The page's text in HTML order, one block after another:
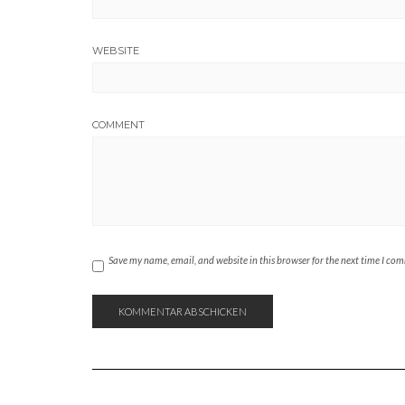
WEBSITE
COMMENT
Save my name, email, and website in this browser for the next time I